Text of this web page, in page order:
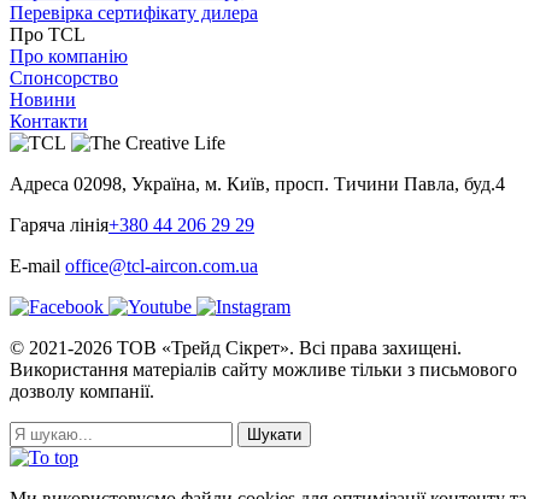
Перевірка сертифікату дилера
Про TCL
Про компанію
Спонсорство
Новини
Контакти
Адреса 02098, Україна, м. Київ, просп. Тичини Павла, буд.4
Гаряча лінія+380 44 206 29 29
E-mail office@tcl-aircon.com.ua
© 2021-2026 ТОВ «Трейд Сікрет». Всі права захищені.
Використання матеріалів сайту можливе тільки з письмового
дозволу компанії.